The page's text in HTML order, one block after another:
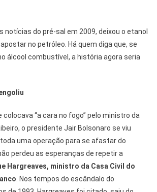
notícias do pré-sal em 2009, deixou o etanol
no petróleo. Há quem diga que, se
álcool combustível, a história agora seria
colocava “a cara no fogo” pelo ministro da
o presidente Jair Bolsonaro se viu
uma operação para se afastar do
perdeu as esperanças de repetir a
Hargreaves, ministro da Casa Civil do
. Nos tempos do escândalo do